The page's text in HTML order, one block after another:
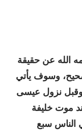
الله عن حقيقة
وسوف يأتي
نزول عيسى
موت خليفة
الناس سبع